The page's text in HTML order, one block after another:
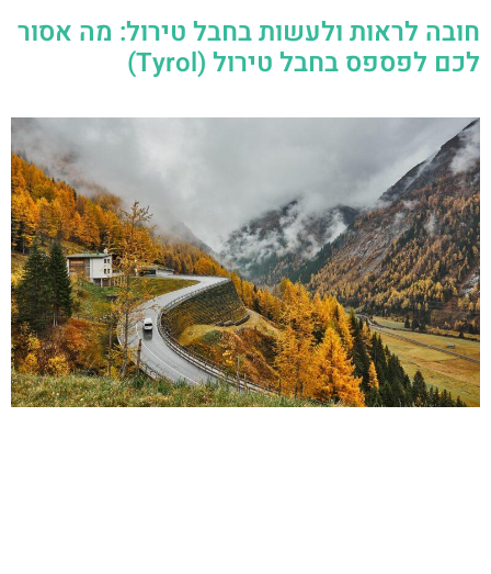
חובה לראות ולעשות בחבל טירול: מה אסור
לכם לפספס בחבל טירול (Tyrol)